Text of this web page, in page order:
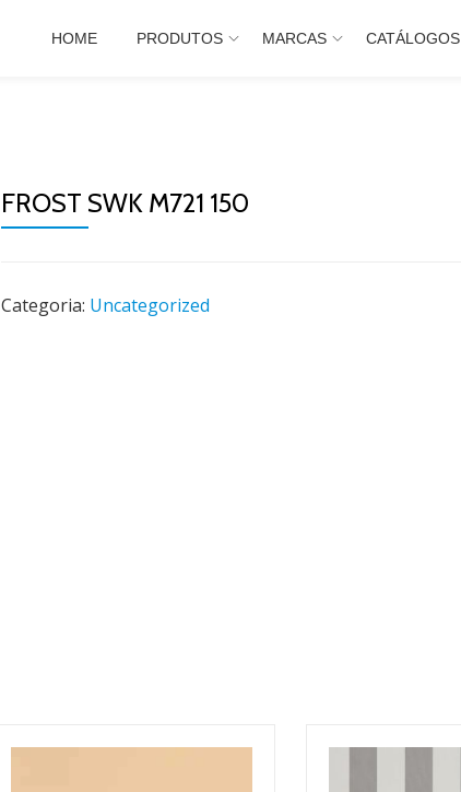
HOME PRODUTOS MARCAS CATÁLOGOS
FROST SWK M721 150
Categoria: Uncategorized